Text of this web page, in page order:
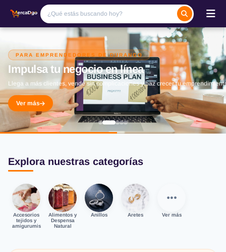
PARA EMPRENDEDORES DE DURANGO
Impulsa tu negocio en línea
Llega a más clientes, vende sin complicaciones y haz crecer tu
Ver más
Explora nuestras categorías
Accesorios
tejidos y
amigurumis
Alimentos y
Despensa
Natural
Anillos Aretes Ver más